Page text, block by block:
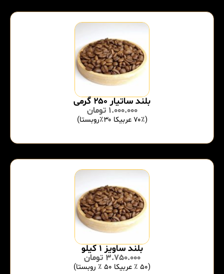
بلند ساتیار ۲۵۰ گرمی
1.000.000 تومان
(۷۰٪ عربیکا ۳۰٪روبستا)
بلند ساویز ۱ کیلو
3.750.000 تومان
(۵۰ ٪ عربیکا ۵۰ ٪ روبستا)